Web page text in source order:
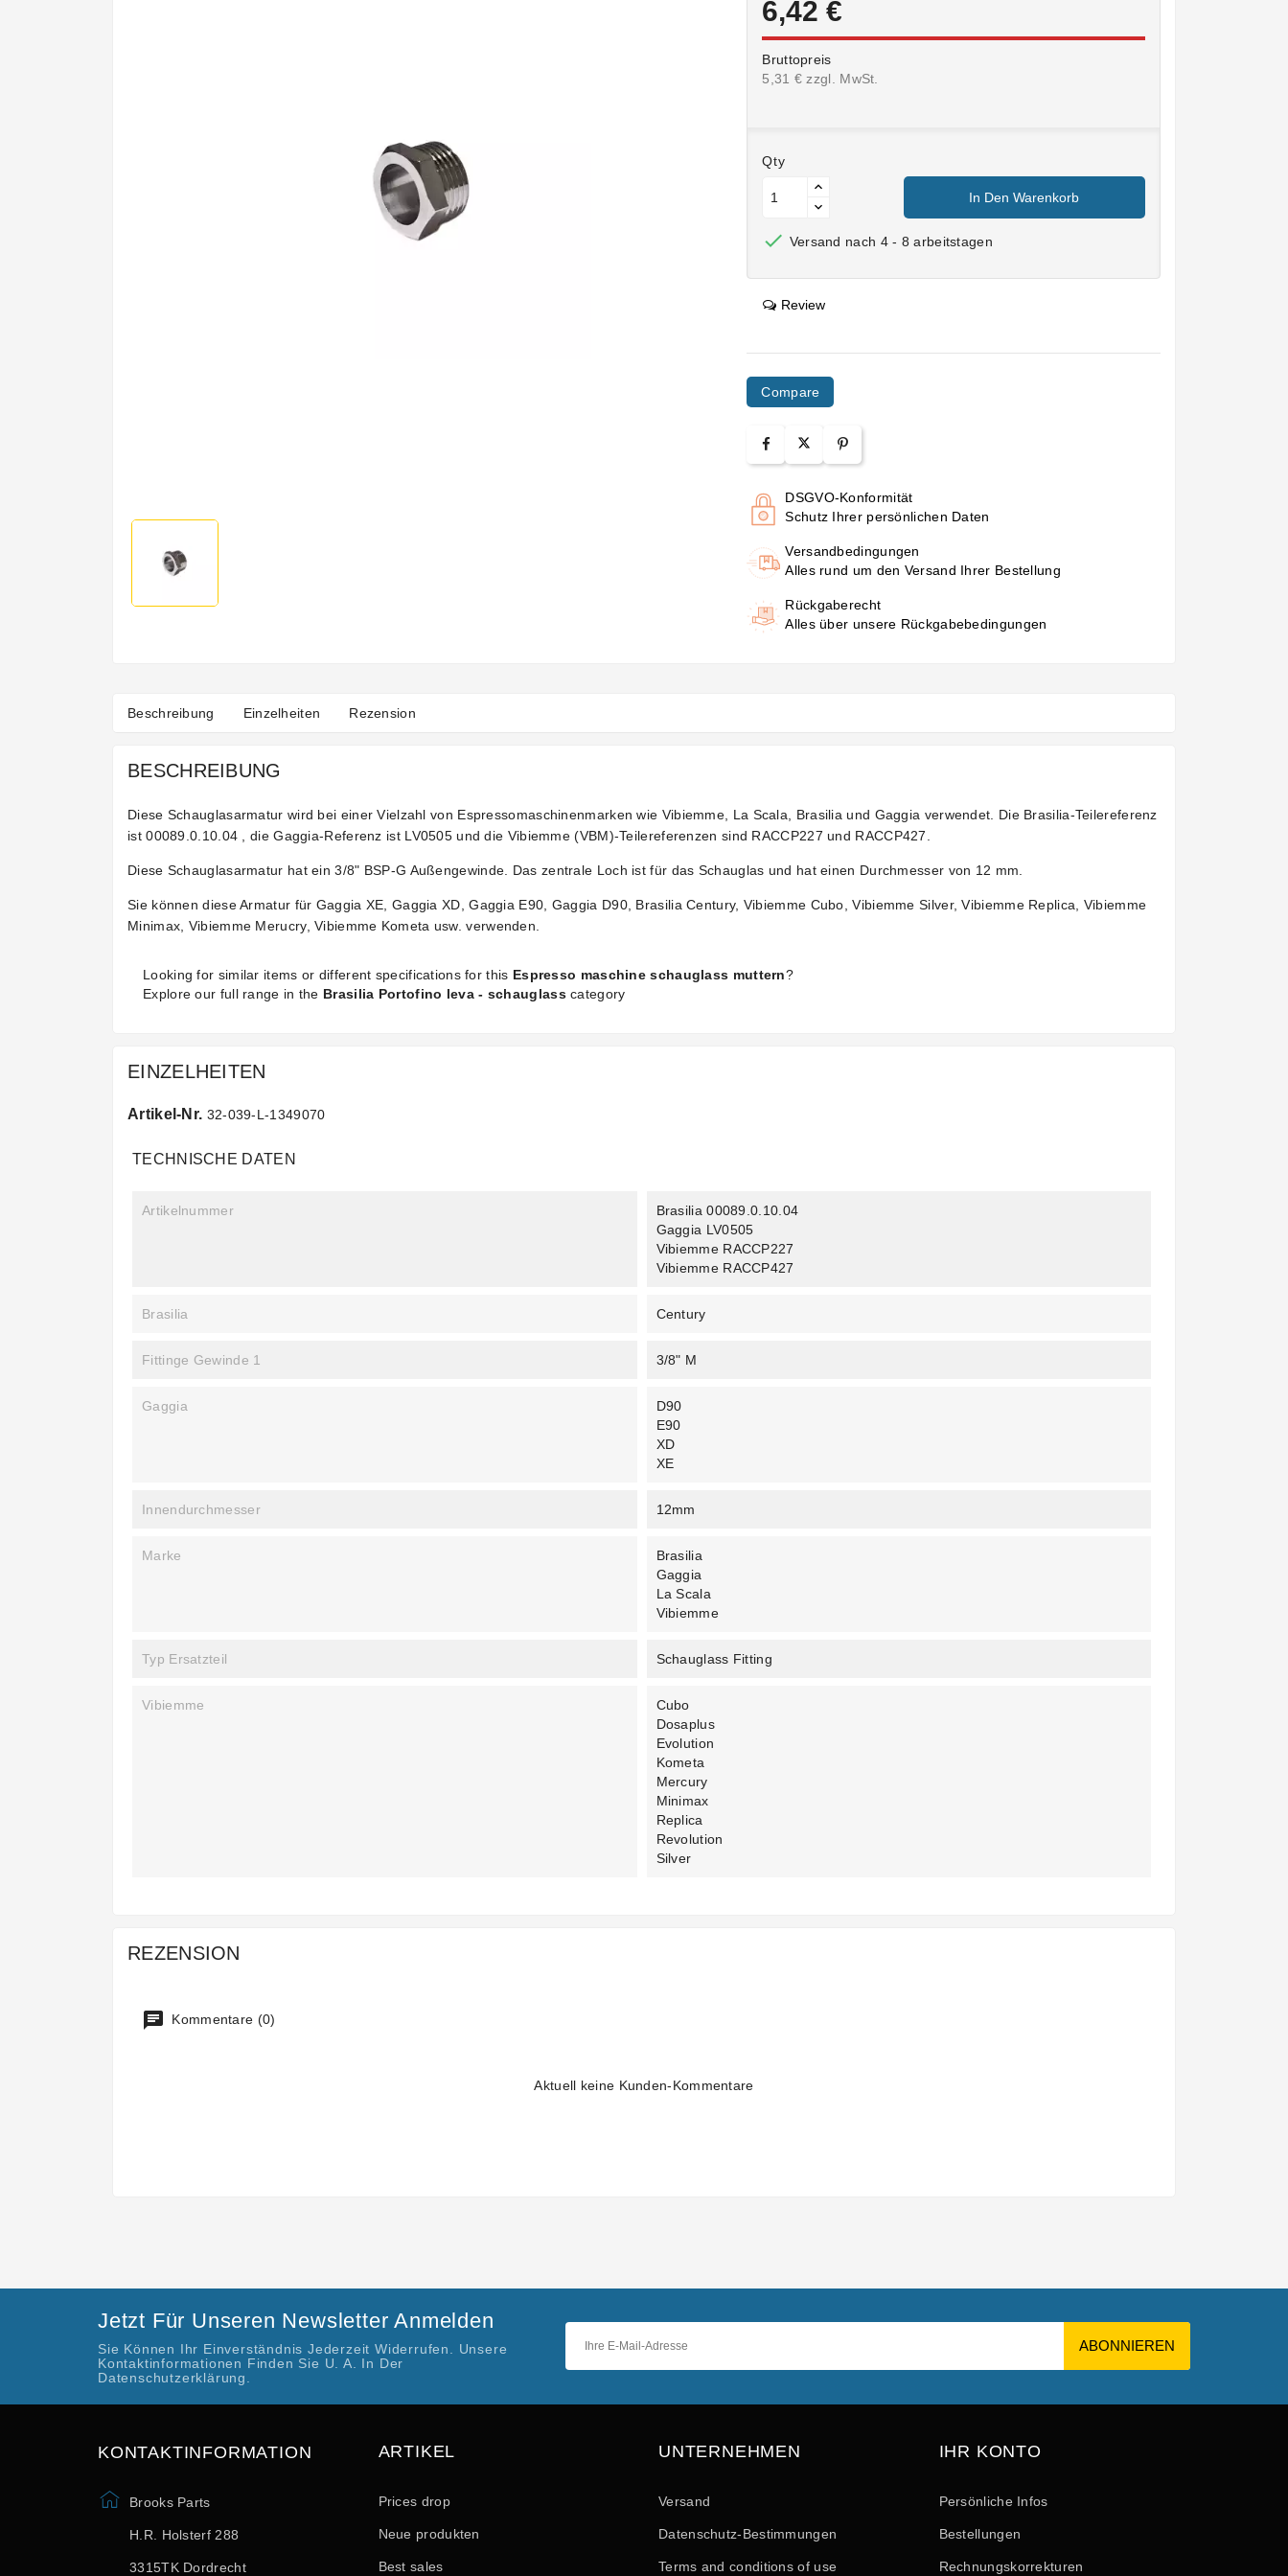
6,42 €
Bruttopreis
5,31 € zzgl. MwSt.
Qty
In Den Warenkorb
 Versand nach 4 - 8 arbeitstagen
Review
Compare
DSGVO-Konformität
Schutz Ihrer persönlichen Daten
Versandbedingungen
Alles rund um den Versand Ihrer Bestellung
Rückgaberecht
Alles über unsere Rückgabebedingungen
Beschreibung Einzelheiten Rezension
BESCHREIBUNG
Diese Schauglasarmatur wird bei einer Vielzahl von Espressomaschinenmarken wie Vibiemme, La Scala, Brasilia und Gaggia verwendet. Die Brasilia-Teilereferenz
ist 00089.0.10.04 , die Gaggia-Referenz ist LV0505 und die Vibiemme (VBM)-Teilereferenzen sind RACCP227 und RACCP427.
Diese Schauglasarmatur hat ein 3/8" BSP-G Außengewinde. Das zentrale Loch ist für das Schauglas und hat einen Durchmesser von 12 mm.
Sie können diese Armatur für Gaggia XE, Gaggia XD, Gaggia E90, Gaggia D90, Brasilia Century, Vibiemme Cubo, Vibiemme Silver, Vibiemme Replica, Vibiemme
Minimax, Vibiemme Merucry, Vibiemme Kometa usw. verwenden.
Looking for similar items or different specifications for this Espresso maschine schauglass muttern?
Explore our full range in the Brasilia Portofino leva - schauglasscategory
EINZELHEITEN
Artikel-Nr. 32-039-L-1349070
TECHNISCHE DATEN
Artikelnummer
Brasilia 00089.0.10.04
Gaggia LV0505
Vibiemme RACCP227
Vibiemme RACCP427
Brasilia Century
Fittinge Gewinde 1 3/8" M
Gaggia
D90
E90
XD
XE
Innendurchmesser 12mm
Marke
Brasilia
Gaggia
La Scala
Vibiemme
Typ Ersatzteil Schauglass Fitting
Vibiemme
Cubo
Dosaplus
Evolution
Kometa
Mercury
Minimax
Replica
Revolution
Silver
REZENSION
Kommentare (0)
Aktuell keine Kunden-Kommentare
Jetzt Für Unseren Newsletter Anmelden
Sie Können Ihr Einverständnis Jederzeit Widerrufen. Unsere
Kontaktinformationen Finden Sie U. A. In Der
Datenschutzerklärung.
KONTAKTINFORMATION
Brooks Parts
H.R. Holsterf 288
3315TK Dordrecht
ARTIKEL
Prices drop
Neue produkten
Best sales
UNTERNEHMEN
Versand
Datenschutz-Bestimmungen
Terms and conditions of use
IHR KONTO
Persönliche Infos
Bestellungen
Rechnungskorrekturen